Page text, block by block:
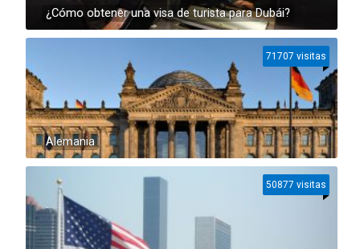
¿Cómo obtener una visa de turista para Dubái?
Alemania
71707 visitas
50877 visitas